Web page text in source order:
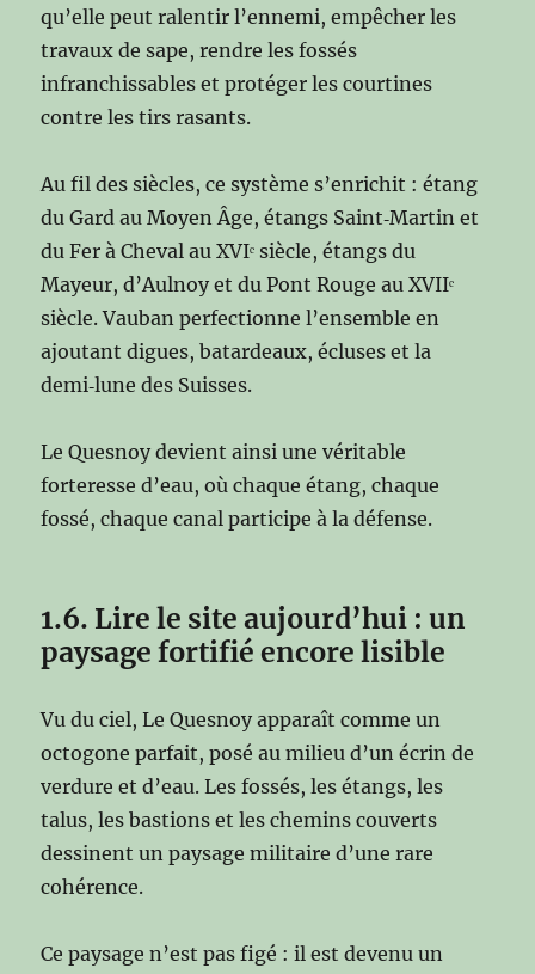
qu’elle peut ralentir l’ennemi, empêcher les
travaux de sape, rendre les fossés
infranchissables et protéger les courtines
contre les tirs rasants.
Au fil des siècles, ce système s’enrichit : étang
du Gard au Moyen Âge, étangs Saint‑Martin et
du Fer à Cheval au XVIᵉ siècle, étangs du
Mayeur, d’Aulnoy et du Pont Rouge au XVIIᵉ
siècle. Vauban perfectionne l’ensemble en
ajoutant digues, batardeaux, écluses et la
demi‑lune des Suisses.
Le Quesnoy devient ainsi une véritable
forteresse d’eau, où chaque étang, chaque
fossé, chaque canal participe à la défense.
1.6. Lire le site aujourd’hui : un
paysage fortifié encore lisible
Vu du ciel, Le Quesnoy apparaît comme un
octogone parfait, posé au milieu d’un écrin de
verdure et d’eau. Les fossés, les étangs, les
talus, les bastions et les chemins couverts
dessinent un paysage militaire d’une rare
cohérence.
Ce paysage n’est pas figé : il est devenu un